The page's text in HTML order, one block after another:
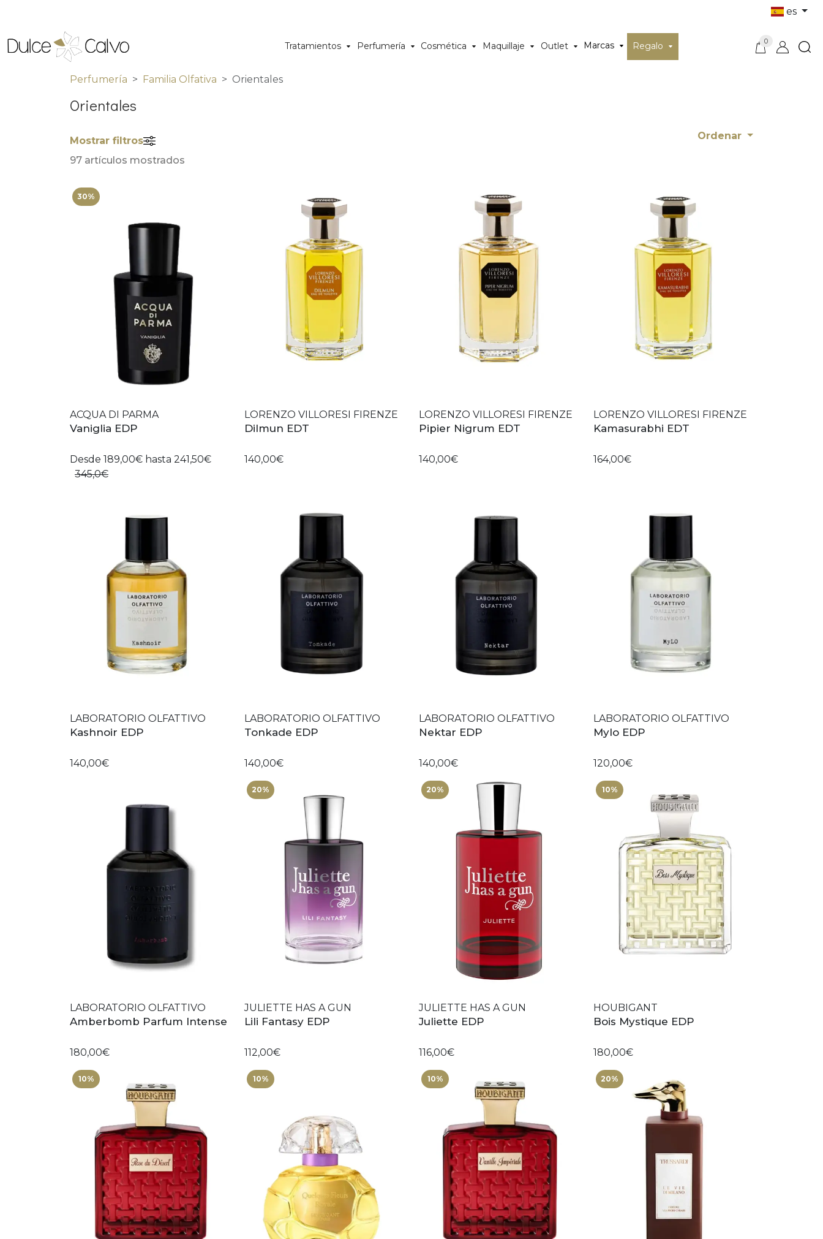
es
Tratamientos Perfumería Cosmética Maquillaje Outlet Marcas Regalo 0
Perfumería Familia Olfativa Orientales
Orientales
Mostrar filtros Ordenar
97 artículos mostrados
30%
ACQUA DI PARMA
Vaniglia EDP
Desde 189,00€ hasta 241,50€
345,0€
LORENZO VILLORESI FIRENZE
Dilmun EDT
140,00€
LORENZO VILLORESI FIRENZE
Pipier Nigrum EDT
140,00€
LORENZO VILLORESI FIRENZE
Kamasurabhi EDT
164,00€
LABORATORIO OLFATTIVO
Kashnoir EDP
140,00€
LABORATORIO OLFATTIVO
Tonkade EDP
140,00€
LABORATORIO OLFATTIVO
Nektar EDP
140,00€
LABORATORIO OLFATTIVO
Mylo EDP
120,00€
LABORATORIO OLFATTIVO
Amberbomb Parfum Intense
180,00€
20%
JULIETTE HAS A GUN
Lili Fantasy EDP
112,00€
20%
JULIETTE HAS A GUN
Juliette EDP
116,00€
10%
HOUBIGANT
Bois Mystique EDP
180,00€
10% 10% 10% 20%